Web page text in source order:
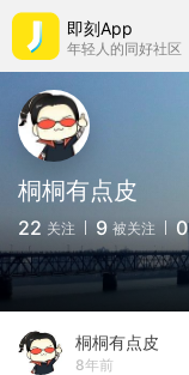
即刻App
年轻人的同好社区
桐桐有点皮
22 关注 9 被关注 0
桐桐有点皮
8年前